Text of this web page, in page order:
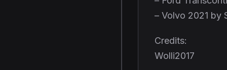
– Volvo 2021 by
Credits:
Wolli2017